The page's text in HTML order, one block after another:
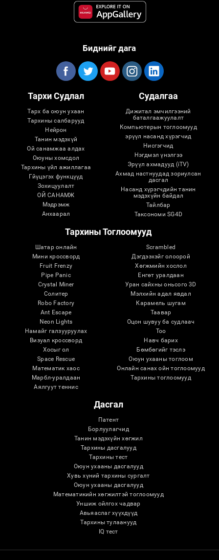
Биднийг дага
Тархи Судлал
Тарх ба оюун ухаан
Тархины салбарууд
Нейрон
Танин мэдэхүй
Ой санамжаа алдах
Оюуны хомсдол
Тархины үйл ажиллагаа
Гйүцэгэх функцүүд
Зохицуулалт
ОЙ САНАМЖ
Мэдрэмж
Анхаарал
Судалгаа
Дижитал эмчилгээний
баталгаажуулалт
Компьютерын тоглоомууд
эрүүл насанд хүрэгчид
Нисгэгчид
Нэгдмэл үнэлгээ
Эрүүл ахмадууд (iTV)
Ахмад настнуудад зориулсан
дасгал
Насанд хүрэгчдийн танин
мэдэхүйн байдал
Тайлбар
Таксономи SG4D
Тархины Тоглоомууд
Шатар онлайн
Мини кроссворд
Fruit Frenzy
Pipe Panic
Crystal Miner
Солитер
Robo Factory
Ant Escape
Neon Lights
Намайг галзууруулах
Визуал кроссворд
Хосыг ол
Space Rescue
Математик хаос
Марбл-уралдаан
Аялгуут теннис
Scrambled
Дэгдээхэйг олоорой
Хөгжмийн хослол
Eнгөт уралдаан
Уран сайхны оньсого 3D
Мэлхийн адал явдал
Карамель шугам
Таавар
Оцон шувуу ба судлаач
Тоо
Навч барих
Бөмбөгийг тэслэ
Оюун ухааны тоглоом
Онлайн санах ойн тоглоомууд
Тархины тоглоомууд
Дасгал
Патент
Борлуулагчид
Танин мэдэхүйн хөгжил
Тархины дасгалууд
Тархины тест
Оюун ухааны дасгалууд
Хувь хүний ​​тархины сургалт
Оюун ухааны дасгалууд
Математикийн хөгжилтэй тоглоомууд
Уншиж ойлгох чадвар
Авьяаслаг хүүхдүүд
Тархины тулаанууд
IQ тест